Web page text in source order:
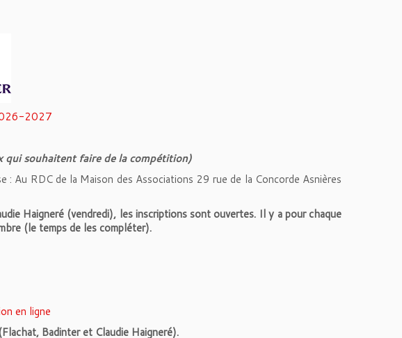
2027
qui souhaitent faire de la compétition)
: Au RDC de la Maison des Associations 29 rue de la Concorde Asnières
Haigneré (vendredi), les inscriptions sont ouvertes. Il y a pour chaque
(le temps de les compléter).
en ligne
Badinter et Claudie Haigneré).